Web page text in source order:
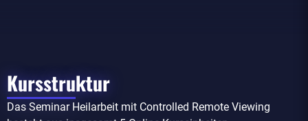
Kursstruktur
Das Seminar Heilarbeit mit Controlled Remote Viewing